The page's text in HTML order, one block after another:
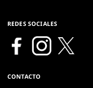
REDES SOCIALES
CONTACTO